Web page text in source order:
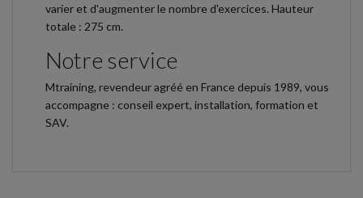
varier et d'augmenter le nombre d'exercices. Hauteur
totale : 275 cm.
Notre service
Mtraining, revendeur agréé en France depuis 1989, vous
accompagne : conseil expert, installation, formation et
SAV.